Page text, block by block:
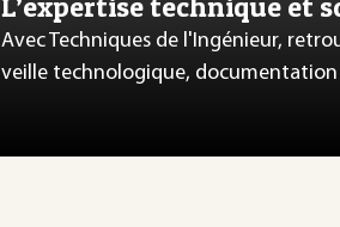
Avec Techniques de l'Ingénieur,
veille technologique,